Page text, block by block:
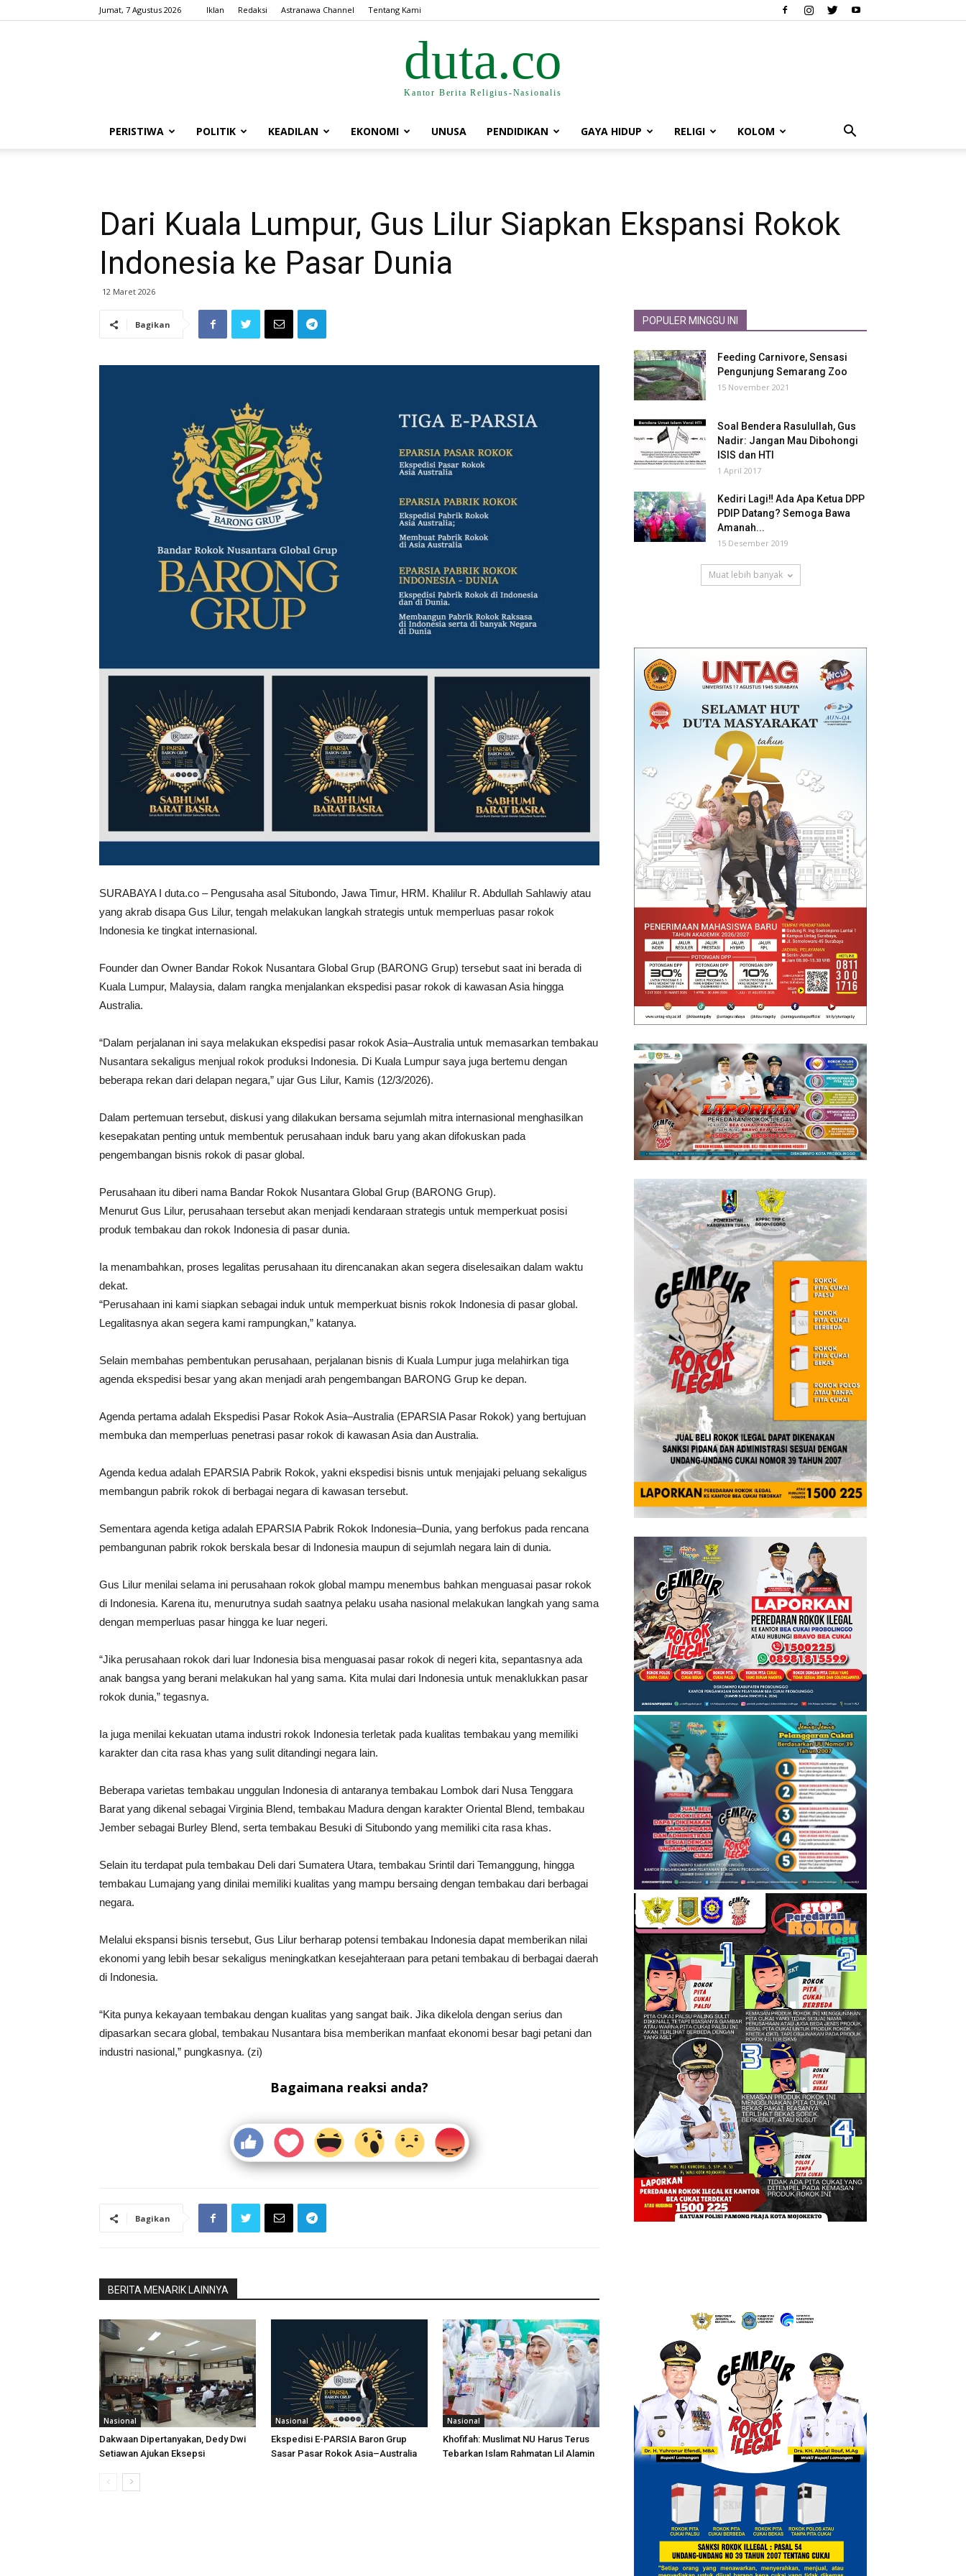
Jumat, 7 Agustus 2026 Iklan Redaksi Astranawa Channel Tentang Kami
duta.co
Kantor Berita Religius-Nasionalis
PERISTIWA POLITIK KEADILAN EKONOMI UNUSA PENDIDIKAN GAYA HIDUP RELIGI KOLOM
Dari Kuala Lumpur, Gus Lilur Siapkan Ekspansi Rokok
Indonesia ke Pasar Dunia
12 Maret 2026
Bagikan
SURABAYA I duta.co – Pengusaha asal Situbondo, Jawa Timur, HRM. Khalilur R. Abdullah Sahlawiy atau
yang akrab disapa Gus Lilur, tengah melakukan langkah strategis untuk memperluas pasar rokok
Indonesia ke tingkat internasional.
Founder dan Owner Bandar Rokok Nusantara Global Grup (BARONG Grup) tersebut saat ini berada di
Kuala Lumpur, Malaysia, dalam rangka menjalankan ekspedisi pasar rokok di kawasan Asia hingga
Australia.
“Dalam perjalanan ini saya melakukan ekspedisi pasar rokok Asia–Australia untuk memasarkan tembakau
Nusantara sekaligus menjual rokok produksi Indonesia. Di Kuala Lumpur saya juga bertemu dengan
beberapa rekan dari delapan negara,” ujar Gus Lilur, Kamis (12/3/2026).
Dalam pertemuan tersebut, diskusi yang dilakukan bersama sejumlah mitra internasional menghasilkan
kesepakatan penting untuk membentuk perusahaan induk baru yang akan difokuskan pada
pengembangan bisnis rokok di pasar global.
Perusahaan itu diberi nama Bandar Rokok Nusantara Global Grup (BARONG Grup).
Menurut Gus Lilur, perusahaan tersebut akan menjadi kendaraan strategis untuk memperkuat posisi
produk tembakau dan rokok Indonesia di pasar dunia.
Ia menambahkan, proses legalitas perusahaan itu direncanakan akan segera diselesaikan dalam waktu
dekat.
“Perusahaan ini kami siapkan sebagai induk untuk memperkuat bisnis rokok Indonesia di pasar global.
Legalitasnya akan segera kami rampungkan,” katanya.
Selain membahas pembentukan perusahaan, perjalanan bisnis di Kuala Lumpur juga melahirkan tiga
agenda ekspedisi besar yang akan menjadi arah pengembangan BARONG Grup ke depan.
Agenda pertama adalah Ekspedisi Pasar Rokok Asia–Australia (EPARSIA Pasar Rokok) yang bertujuan
membuka dan memperluas penetrasi pasar rokok di kawasan Asia dan Australia.
Agenda kedua adalah EPARSIA Pabrik Rokok, yakni ekspedisi bisnis untuk menjajaki peluang sekaligus
membangun pabrik rokok di berbagai negara di kawasan tersebut.
Sementara agenda ketiga adalah EPARSIA Pabrik Rokok Indonesia–Dunia, yang berfokus pada rencana
pembangunan pabrik rokok berskala besar di Indonesia maupun di sejumlah negara lain di dunia.
Gus Lilur menilai selama ini perusahaan rokok global mampu menembus bahkan menguasai pasar rokok
di Indonesia. Karena itu, menurutnya sudah saatnya pelaku usaha nasional melakukan langkah yang sama
dengan memperluas pasar hingga ke luar negeri.
“Jika perusahaan rokok dari luar Indonesia bisa menguasai pasar rokok di negeri kita, sepantasnya ada
anak bangsa yang berani melakukan hal yang sama. Kita mulai dari Indonesia untuk menaklukkan pasar
rokok dunia,” tegasnya.
Ia juga menilai kekuatan utama industri rokok Indonesia terletak pada kualitas tembakau yang memiliki
karakter dan cita rasa khas yang sulit ditandingi negara lain.
Beberapa varietas tembakau unggulan Indonesia di antaranya tembakau Lombok dari Nusa Tenggara
Barat yang dikenal sebagai Virginia Blend, tembakau Madura dengan karakter Oriental Blend, tembakau
Jember sebagai Burley Blend, serta tembakau Besuki di Situbondo yang memiliki cita rasa khas.
Selain itu terdapat pula tembakau Deli dari Sumatera Utara, tembakau Srintil dari Temanggung, hingga
tembakau Lumajang yang dinilai memiliki kualitas yang mampu bersaing dengan tembakau dari berbagai
negara.
Melalui ekspansi bisnis tersebut, Gus Lilur berharap potensi tembakau Indonesia dapat memberikan nilai
ekonomi yang lebih besar sekaligus meningkatkan kesejahteraan para petani tembakau di berbagai daerah
di Indonesia.
“Kita punya kekayaan tembakau dengan kualitas yang sangat baik. Jika dikelola dengan serius dan
dipasarkan secara global, tembakau Nusantara bisa memberikan manfaat ekonomi besar bagi petani dan
industri nasional,” pungkasnya. (zi)
Bagaimana reaksi anda?
Bagikan
BERITA MENARIK LAINNYA
Nasional
Dakwaan Dipertanyakan, Dedy Dwi
Setiawan Ajukan Eksepsi
Nasional
Ekspedisi E-PARSIA Baron Grup
Sasar Pasar Rokok Asia–Australia
Nasional
Khofifah: Muslimat NU Harus Terus
Tebarkan Islam Rahmatan Lil Alamin
POPULER MINGGU INI
Feeding Carnivore, Sensasi
Pengunjung Semarang Zoo
15 November 2021
Soal Bendera Rasulullah, Gus
Nadir: Jangan Mau Dibohongi
ISIS dan HTI
1 April 2017
Kediri Lagi‼ Ada Apa Ketua DPP
PDIP Datang? Semoga Bawa
Amanah...
15 Desember 2019
Muat lebih banyak